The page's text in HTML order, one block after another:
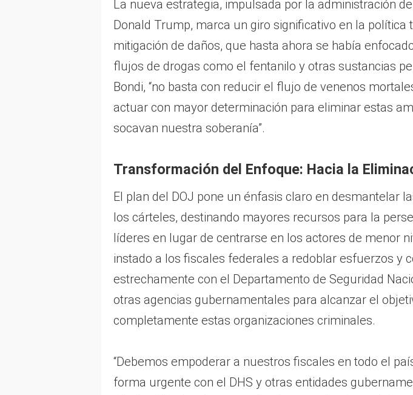
La nueva estrategia, impulsada por la administración
Donald Trump, marca un giro significativo en la política
mitigación de daños, que hasta ahora se había
flujos de drogas como el fentanilo y otras sustancias
Bondi, “no basta con reducir el flujo de venenos
actuar con mayor determinación para eliminar estas
socavan nuestra soberanía”.
Transformación del Enfoque: Hacia la
El plan del DOJ pone un énfasis claro en desmantelar
los cárteles, destinando mayores recursos para la
líderes en lugar de centrarse en los actores de menor
instado a los fiscales federales a redoblar esfuerzos y
estrechamente con el Departamento de Seguridad
otras agencias gubernamentales para alcanzar el
completamente estas organizaciones criminales.
“Debemos empoderar a nuestros fiscales en todo el
forma urgente con el DHS y otras entidades